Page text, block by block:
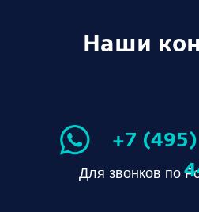
Наши
Для звонков по
+7